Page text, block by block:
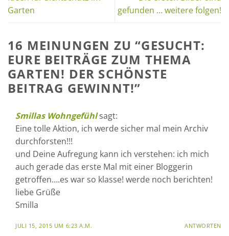
Garten
gefunden … weitere folgen!
16 MEINUNGEN ZU “GESUCHT:
EURE BEITRÄGE ZUM THEMA
GARTEN! DER SCHÖNSTE
BEITRAG GEWINNT!”
Smillas Wohngefühl sagt:
Eine tolle Aktion, ich werde sicher mal mein Archiv
durchforsten!!!
und Deine Aufregung kann ich verstehen: ich mich
auch gerade das erste Mal mit einer Bloggerin
getroffen….es war so klasse! werde noch berichten!
liebe Grüße
Smilla
JULI 15, 2015 UM 6:23 A.M. ANTWORTEN